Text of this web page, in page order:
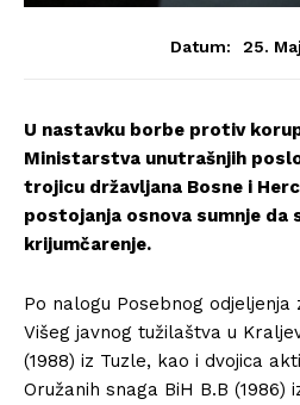
Datum: 25.
U nastavku borbe protiv
Ministarstva unutrašnjih
trojicu državljana Bosne i
postojanja osnova sumnje da
krijumčarenje.
Po nalogu Posebnog odjeljenja
Višeg javnog tužilaštva u
(1988) iz Tuzle, kao i dvojica
Oružanih snaga BiH B.B (1986)